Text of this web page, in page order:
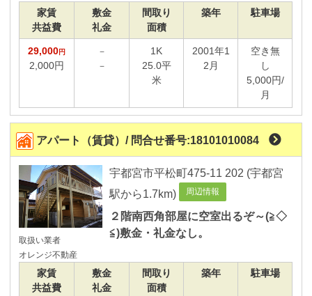
ペット可物件
角部屋の物件
リノベ－ション済
最上階物件
室内洗濯機置場
エレベーター付
追炊給湯
防犯カメラ設置
浴室乾燥機
カードキーシステム
家電製品付
宅配ボックス
太陽光発電
家賃
共益費
敷金
礼金
間取り
面積
築年 駐車場
29,000円
2,000円
－
－
1K
25.0平
米
2001年1
2月
空き無
し
5,000円/
月
アパート（賃貸）/ 問合せ番号:18101010084
取扱い業者
オレンジ不動産
宇都宮市平松町475-11 202 (宇都宮
駅から1.7km)
周辺情報
２階南西角部屋に空室出るぞ～(≧◇
≦)敷金・礼金なし。
家賃
共益費
敷金
礼金
間取り
面積
築年 駐車場